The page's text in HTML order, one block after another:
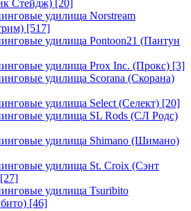
Стейдж) [20]
удилища Norstream
[517]
удилища Pontoon21 (Пантун
удилища Prox Inc. (Прокс) [3]
удилища Scorana (Скорана)
удилища Select (Селект) [20]
удилища SL Rods (СЛ Родс)
удилища Shimano (Шимано)
удилища St. Croix (Сэнт
[27]
удилища Tsuribito
[46]